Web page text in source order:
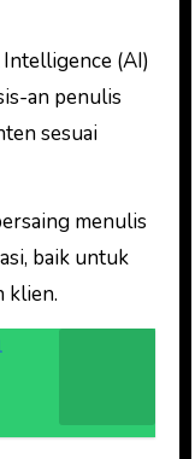
(AI)
an penulis
sesuai
menulis
baik untuk
klien.